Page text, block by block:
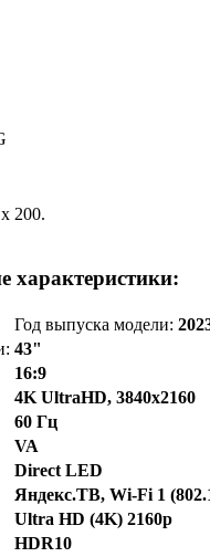
200.
характеристики:
Год выпуска модели:
43"
16:9
4K UltraHD, 3840x2160
60 Гц
VA
Direct LED
Яндекс.ТВ, Wi-Fi 1
Ultra HD (4K) 2160p
HDR10